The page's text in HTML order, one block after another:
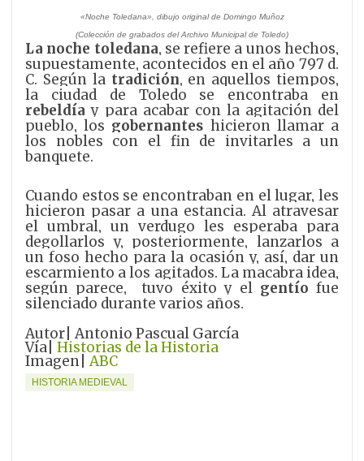
«Noche Toledana», dibujo original de Domingo Muñoz
(Colección de grabados del Archivo Municipal de Toledo)
La noche toledana, se refiere a unos hechos,
supuestamente, acontecidos en el año 797 d.
C. Según la tradición, en aquellos tiempos,
la ciudad de Toledo se encontraba en
rebeldía y para acabar con la agitación del
pueblo, los gobernantes hicieron llamar a
los nobles con el fin de invitarles a un
banquete.
Cuando estos se encontraban en el lugar, les
hicieron pasar a una estancia. Al atravesar
el umbral, un verdugo les esperaba para
degollarlos y, posteriormente, lanzarlos a
un foso hecho para la ocasión y, así, dar un
escarmiento a los agitados. La macabra idea,
según parece, tuvo éxito y el gentío fue
silenciado durante varios años.
Autor| Antonio Pascual García
Vía| Historias de la Historia
Imagen|ABC
HISTORIA MEDIEVAL